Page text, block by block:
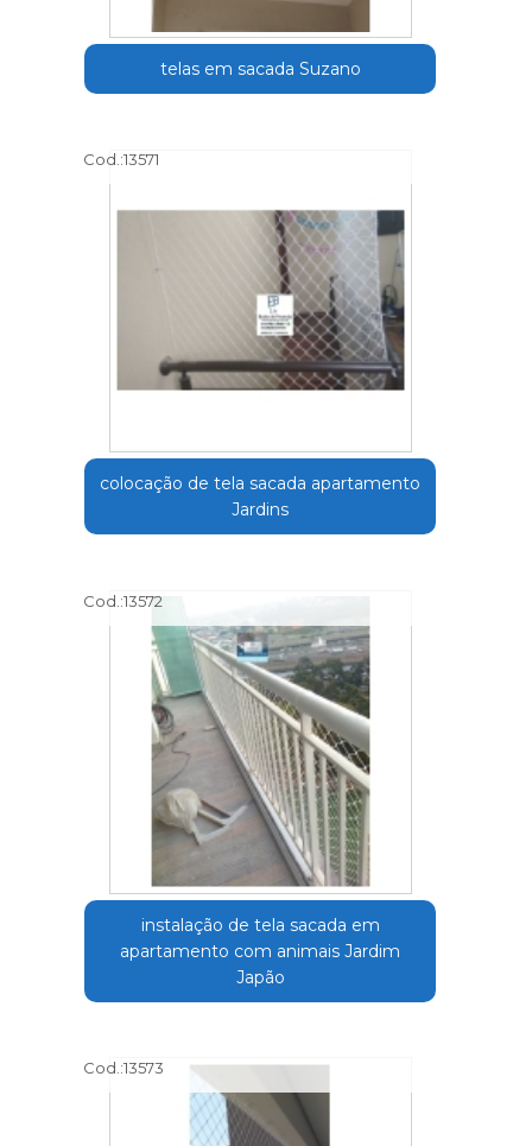
telas em sacada Suzano
Cod.:13571
colocação de tela sacada apartamento
Jardins
Cod.:13572
instalação de tela sacada em
apartamento com animais Jardim
Japão
Cod.:13573